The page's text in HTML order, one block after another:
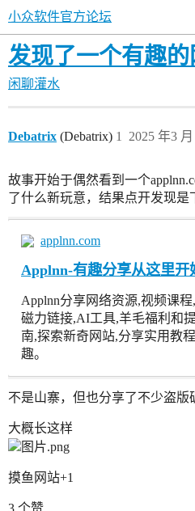
小众软件官方论坛
发现了一个有趣
闲聊灌水
Debatrix (Debatrix) 2025 年3
1
故事开始于偶然看到一个
了什么新玩意，结果点开发现是
applnn.com
Applnn-有趣分享从这里开
Applnn分享网络资源,视频课
磁力链接,AI工具,羊毛福利和
南,探索新奇网站,分享实用教
趣。
不是山寨，但也分享了不少盗版
大概长这样
摸鱼网站+1